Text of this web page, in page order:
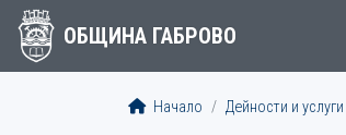
ОБЩИНА ГАБРОВО
Начало Дейности и услуги